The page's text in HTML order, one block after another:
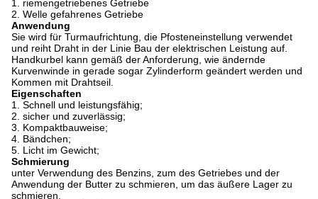
1. riemengetriebenes Getriebe
2. Welle gefahrenes Getriebe
Anwendung
Sie wird für Turmaufrichtung, die Pfosteneinstellung verwendet
und reiht Draht in der Linie Bau der elektrischen Leistung auf.
Handkurbel kann gemäß der Anforderung, wie ändernde
Kurvenwinde in gerade sogar Zylinderform geändert werden und
Kommen mit Drahtseil.
Eigenschaften
1. Schnell und leistungsfähig;
2. sicher und zuverlässig;
3. Kompaktbauweise;
4. Bändchen;
5. Licht im Gewicht;
Schmierung
unter Verwendung des Benzins, zum des Getriebes und der
Anwendung der Butter zu schmieren, um das äußere Lager zu
schmieren.